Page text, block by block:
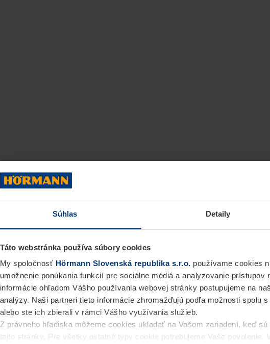
Súhlas Detaily
Táto webstránka používa súbory cookies
My spoločnosť Hörmann Slovenská republika s.r.o. používame cookies
umožnenie ponúkania funkcií pre sociálne médiá a analyzovanie prístupov
informácie ohľadom Vášho používania webovej stránky postupujeme na
analýzy. Naši partneri tieto informácie zhromažďujú podľa možnosti spolu
alebo ste ich zbierali v rámci Vášho využívania služieb.
Z právneho hľadiska môžeme cookies ukladať na Vašom zariadení, keď
tejto stránky. Pre všetky ostatné typy cookie potrebujeme Vaše